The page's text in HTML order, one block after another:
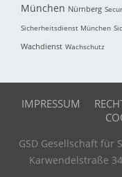
München Nürnberg
Sicherheitsdienst München
Wachdienst Wachschutz
IMPRESSUM
GSD Gesellschaft für
Karwendelstraße